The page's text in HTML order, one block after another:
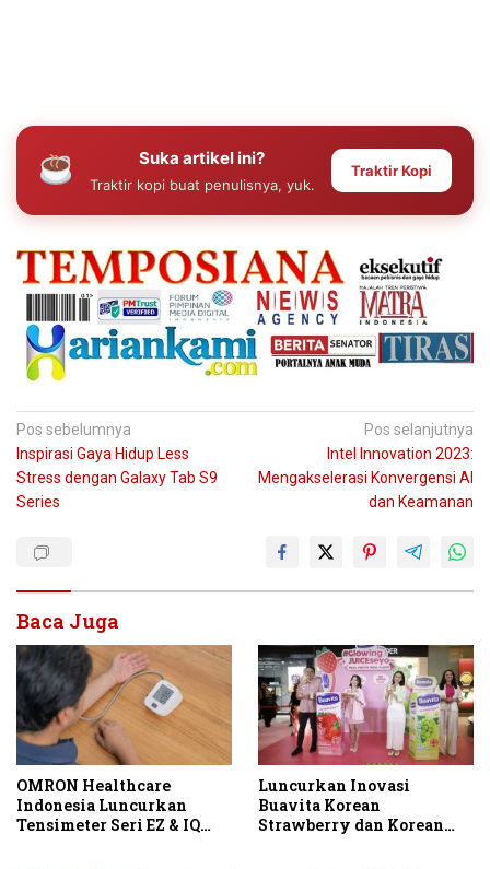
Suka artikel ini?
Traktir kopi buat penulisnya, yuk.
Traktir Kopi
Navigasi
pos
Pos sebelumnya
Inspirasi Gaya Hidup Less
Stress dengan Galaxy Tab S9
Series
Pos selanjutnya
Intel Innovation 2023:
Mengakselerasi Konvergensi AI
dan Keamanan
Baca Juga
OMRON Healthcare
Indonesia Luncurkan
Tensimeter Seri EZ & IQ
Luncurkan Inovasi
Buavita Korean
Strawberry dan Korean